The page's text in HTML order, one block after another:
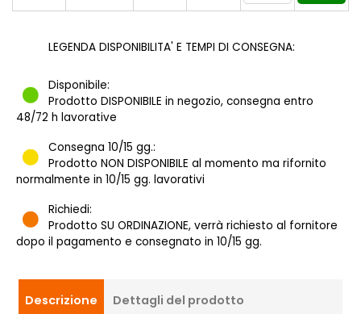
LEGENDA DISPONIBILITA' E TEMPI DI CONSEGNA:
Disponibile:
Prodotto DISPONIBILE in negozio, consegna entro
48/72 h lavorative
Consegna 10/15 gg.:
Prodotto NON DISPONIBILE al momento ma rifornito
normalmente in 10/15 gg. lavorativi
Richiedi:
Prodotto SU ORDINAZIONE, verrà richiesto al fornitore
dopo il pagamento e consegnato in 10/15 gg.
Descrizione Dettagli del prodotto